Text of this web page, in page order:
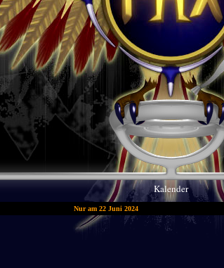
Kalender
Nur am 22 Juni 2024